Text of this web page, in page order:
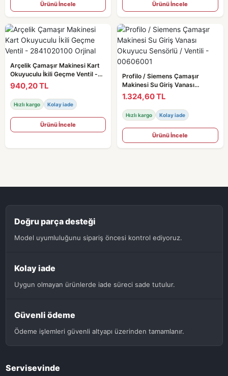
Ürünü İncele Ürünü İncele
Arçelik Çamaşır Makinesi Kart
Okuyuculu İkili Geçme Ventil -
2841020100 Orjinal
940,20 TL
Hızlı kargo Kolay iade
Ürünü İncele
Profilo / Siemens Çamaşır
Makinesi Su Giriş Vanası
Okuyucu Sensörlü / Ventili -
00606001
1.324,60 TL
Hızlı kargo Kolay iade
Ürünü İncele
Doğru parça desteği
Model uyumluluğunu sipariş öncesi kontrol ediyoruz.
Kolay iade
Uygun olmayan ürünlerde iade süreci sade tutulur.
Güvenli ödeme
Ödeme işlemleri güvenli altyapı üzerinden tamamlanır.
Servisevinde